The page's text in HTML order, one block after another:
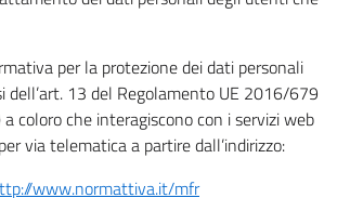
per la protezione dei dati personali
dell’art. 13 del Regolamento UE 2016/679
a coloro che interagiscono con i servizi web
via telematica a partire dall’indirizzo:
www.normattiva.it/mfr